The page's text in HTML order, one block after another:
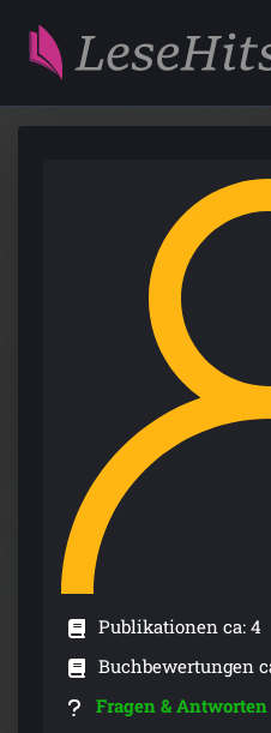
Publikationen ca: 4
Buchbewertungen
Fragen & Antworten